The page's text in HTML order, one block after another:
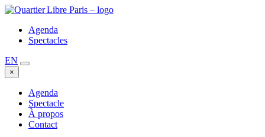
Agenda
Spectacles
EN
×
Agenda
Spectacle
À propos
Contact